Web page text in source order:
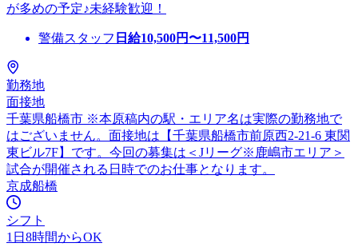
が多めの予定♪未経験歓迎！
警備スタッフ 日給10,500円〜11,500円
勤務地
面接地
千葉県船橋市 ※本原稿内の駅・エリア名は実際の勤務地で
はございません。面接地は【千葉県船橋市前原西2-21-6 東関
東ビル7F】です。今回の募集は＜Jリーグ※鹿嶋市エリア＞
試合が開催される日時でのお仕事となります。
京成船橋
シフト
1日8時間からOK